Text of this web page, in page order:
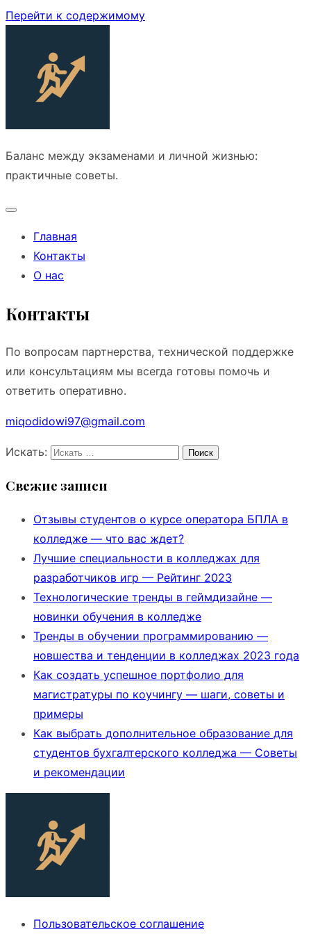
Перейти к содержимому
Баланс между экзаменами и личной жизнью:
практичные советы.
Главная
Контакты
О нас
Контакты
По вопросам партнерства, технической поддержке
или консультациям мы всегда готовы помочь и
ответить оперативно.
miqodidowi97@gmail.com
Искать: Поиск
Свежие записи
Отзывы студентов о курсе оператора БПЛА в
колледже — что вас ждет?
Лучшие специальности в колледжах для
разработчиков игр — Рейтинг 2023
Технологические тренды в геймдизайне —
новинки обучения в колледже
Тренды в обучении программированию —
новшества и тенденции в колледжах 2023 года
Как создать успешное портфолио для
магистратуры по коучингу — шаги, советы и
примеры
Как выбрать дополнительное образование для
студентов бухгалтерского колледжа — Советы
и рекомендации
Пользовательское соглашение